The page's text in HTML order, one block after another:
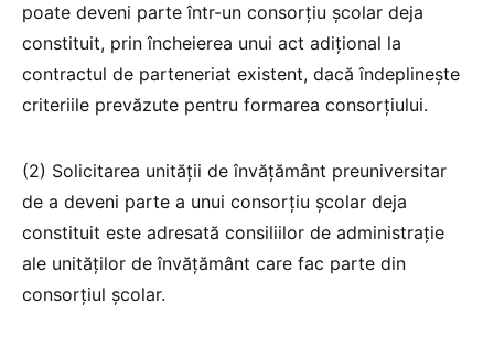
poate deveni parte într-un consorţiu şcolar deja
constituit, prin încheierea unui act adiţional la
contractul de parteneriat existent, dacă îndeplinește
criteriile prevăzute pentru formarea consorțiului.
(2) Solicitarea unităţii de învăţământ preuniversitar
de a deveni parte a unui consorţiu şcolar deja
constituit este adresată consiliilor de administraţie
ale unităţilor de învăţământ care fac parte din
consorţiul şcolar.